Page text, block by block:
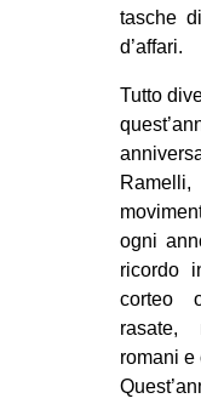
tasche
d’affari.
Tutto
ogni
ricordo
corteo
rasate,
romani e